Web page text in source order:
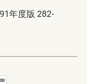
年度版 282-